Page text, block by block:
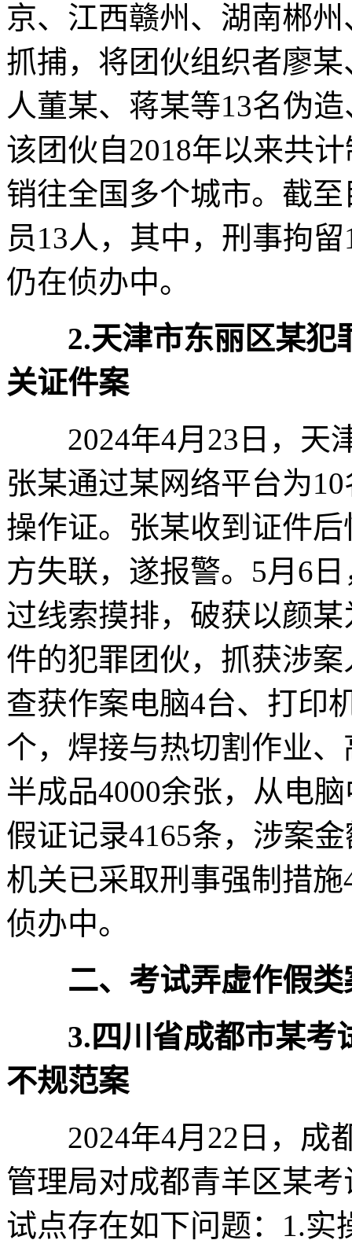
京、江西赣州、湖南郴
抓捕，将团伙组织者廖
人董某、蒋某等13名伪
该团伙自2018年以来共
销往全国多个城市。截
员13人，其中，刑事拘
仍在侦办中。
2.天津市东丽区某犯
关证件案
2024年4月23日，天
张某通过某网络平台为
操作证。张某收到证件
方失联，遂报警。5月6
过线索摸排，破获以颜
件的犯罪团伙，抓获涉
查获作案电脑4台、打印
个，焊接与热切割作业
半成品4000余张，从电
假证记录4165条，涉案
机关已采取刑事强制措
侦办中。
二、考试弄虚作假类
3.四川省成都市某考
不规范案
2024年4月22日，成
管理局对成都青羊区某
试点存在如下问题：1.